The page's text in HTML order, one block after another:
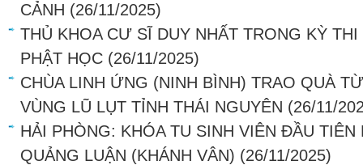
CẢNH (26/11/2025)
THỦ KHOA CƯ SĨ DUY NHẤT TRONG KỲ
PHẬT HỌC (26/11/2025)
CHÙA LINH ỨNG (NINH BÌNH) TRAO QUÀ
VÙNG LŨ LỤT TỈNH THÁI NGUYÊN (26/11/
HẢI PHÒNG: KHÓA TU SINH VIÊN ĐẦU TIÊN
QUẢNG LUẬN (KHÁNH VÂN) (26/11/2025)